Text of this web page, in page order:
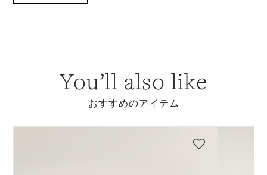
You’ll also like
おすすめのアイテム